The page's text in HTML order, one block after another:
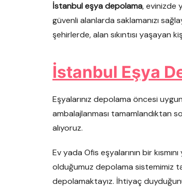
İstanbul eşya depolama, evinizde
güvenli alanlarda saklamanızı
şehirlerde, alan sıkıntısı yaşayan
İstanbul Eşya
Eşyalarınız depolama öncesi
ambalajlanması tamamlandıktan
alıyoruz.
Ev yada Ofis eşyalarının bir
olduğumuz depolama sistemimiz
depolamaktayız. İhtiyaç